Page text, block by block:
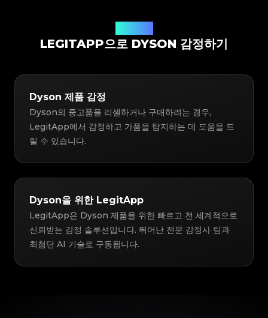
LEGITAPP으로 DYSON 감정하기
Dyson 제품 감정
Dyson의 중고품을 리셀하거나 구매하려는 경우,
LegitApp에서 감정하고 가품을 탐지하는 데 도움을 드
릴 수 있습니다.
Dyson을 위한 LegitApp
LegitApp은 Dyson 제품을 위한 빠르고 전 세계적으로
신뢰받는 감정 솔루션입니다. 뛰어난 전문 감정사 팀과
최첨단 AI 기술로 구동됩니다.